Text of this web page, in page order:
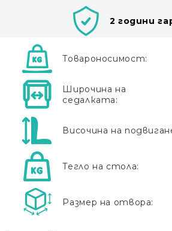
2 години
Товароносимост:
Широчина на
седалката:
Височина на
Тегло на стола:
Размер на отвора: